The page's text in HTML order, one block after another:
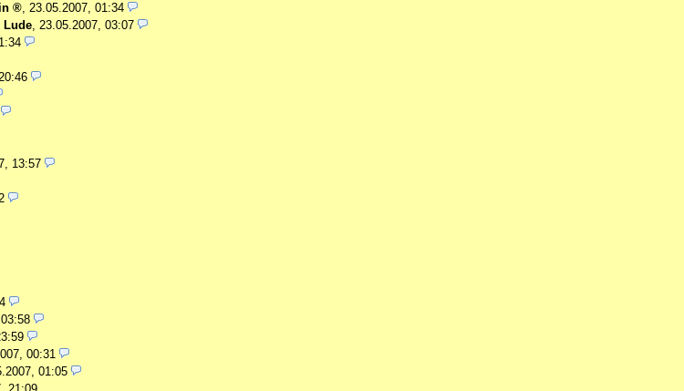
, 23.05.2007, 01:34
Lude, 23.05.2007, 03:07
13:57
00:31
01:05